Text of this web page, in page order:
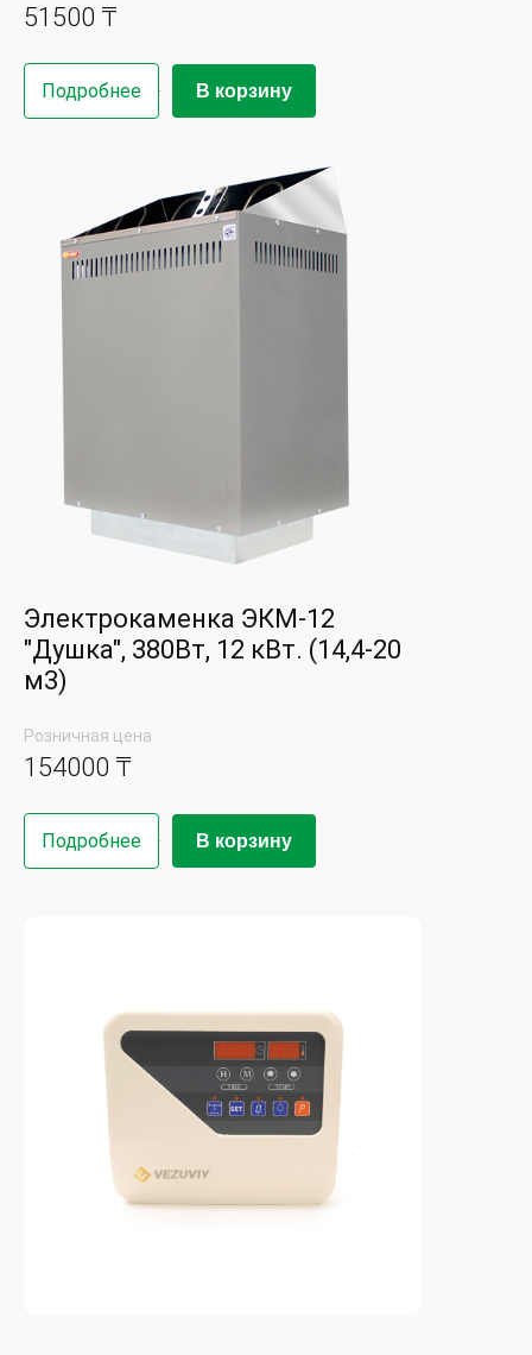
51500 ₸
Подробнее В корзину
Электрокаменка ЭКМ-12
"Душка", 380Вт, 12 кВт. (14,4-20
м3)
Розничная цена
154000 ₸
Подробнее В корзину